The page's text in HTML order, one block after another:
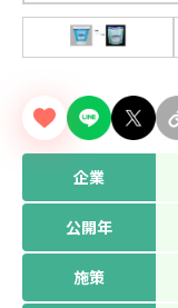
企業
公開年
施策